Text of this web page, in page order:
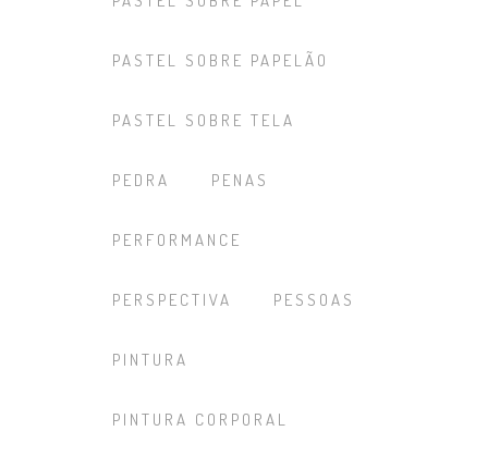
PASTEL SOBRE PAPELÃO
PASTEL SOBRE TELA
PEDRA PENAS
PERFORMANCE
PERSPECTIVA PESSOAS
PINTURA
PINTURA CORPORAL